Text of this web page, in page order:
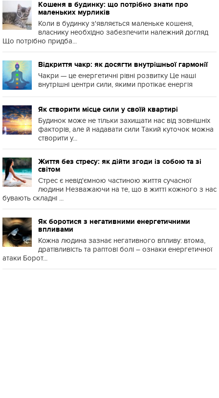
Кошеня в будинку: що потрібно знати про
маленьких мурликів
Коли в будинку з'являється маленьке кошеня,
власнику необхідно забезпечити належний догляд
Що потрібно придба...
Відкриття чакр: як досягти внутрішньої гармонії
Чакри — це енергетичні рівні розвитку Це наші
внутрішні центри сили, якими протікає енергія
Як створити місце сили у своїй квартирі
Будинок може не тільки захищати нас від зовнішніх
факторів, але й надавати сили Такий куточок можна
створити у...
Життя без стресу: як дійти згоди із собою та зі
світом
Стрес є невід'ємною частиною життя сучасної
людини Незважаючи на те, що в житті кожного з нас
бувають складні ...
Як боротися з негативними енергетичними
впливами
Кожна людина зазнає негативного впливу: втома,
дратівливість та раптові болі – ознаки енергетичної
атаки Борот...